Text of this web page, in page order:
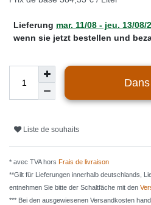
Lieferung mar. 11/08 - jeu. 13/08/
wenn sie jetzt bestellen und
Liste de souhaits
* avec TVA hors Frais de livraison
**Gilt für Lieferungen innerhalb deutschlands,
entnehmen Sie bitte der Schaltfäche mit den
*** Bei den ausgewiesenen Versandkosten